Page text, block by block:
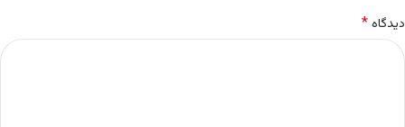
دیدگاه*